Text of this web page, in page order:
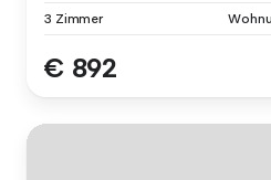
3 Zimmer
€ 892